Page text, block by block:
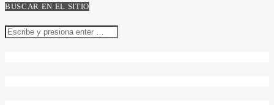
BUSCAR EN EL SITIO